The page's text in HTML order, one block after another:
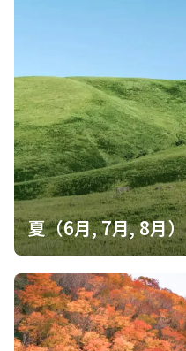
夏（6月, 7月, 8月）